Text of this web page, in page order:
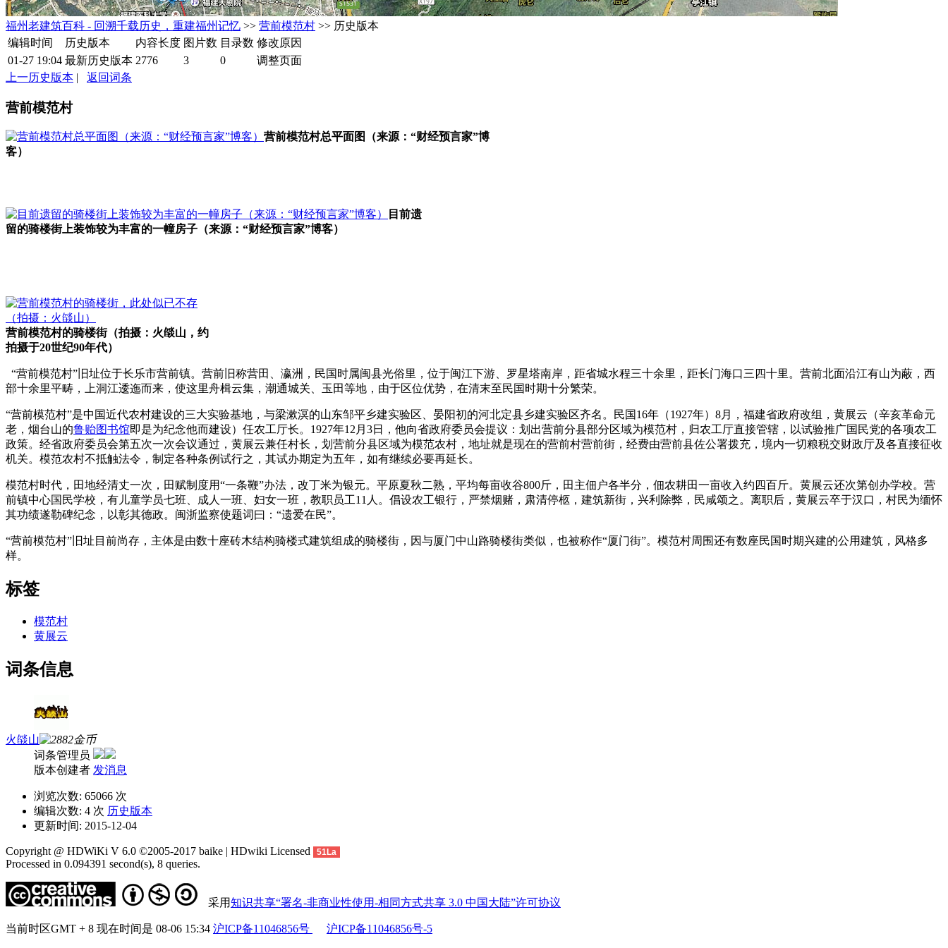
福州老建筑百科 - 回溯千载历史，重建福州记忆 >> 营前模范村 >> 历史版本
编辑时间
历史版本 内容长度 图片数 目录数 修改原因
01-27 19:04 最新历史版本 2776 3 0
调整页面
上一历史版本 | 返回词条
营前模范村
营前模范村总平面图（来源：“财经预言家”博
客）
目前遗
留的骑楼街上装饰较为丰富的一幢房子（来源：“财经预言家”博客）
营前模范村的骑楼街（拍摄：火燄山，约
拍摄于20世纪90年代）
“营前模范村”旧址位于长乐市营前镇。营前旧称营田、瀛洲，民国时属闽县光俗里，位于闽江下游、罗星塔南岸，距省城水程三十余里，距长门海口三四十里。营前北面沿江有山为蔽，西
部十余里平畴，上洞江逶迤而来，使这里舟楫云集，潮通城关、玉田等地，由于区位优势，在清末至民国时期十分繁荣。
“营前模范村”是中国近代农村建设的三大实验基地，与梁漱溟的山东邹平乡建实验区、晏阳初的河北定县乡建实验区齐名。民国16年（1927年）8月，福建省政府改组，黄展云（辛亥革命元
老，烟台山的鲁贻图书馆即是为纪念他而建设）任农工厅长。1927年12月3日，他向省政府委员会提议：划出营前分县部分区域为模范村，归农工厅直接管辖，以试验推广国民党的各项农工
政策。经省政府委员会第五次一次会议通过，黄展云兼任村长，划营前分县区域为模范农村，地址就是现在的营前村营前街，经费由营前县佐公署拨充，境内一切粮税交财政厅及各直接征收
机关。模范农村不抵触法令，制定各种条例试行之，其试办期定为五年，如有继续必要再延长。
模范村时代，田地经清丈一次，田赋制度用“一条鞭”办法，改丁米为银元。平原夏秋二熟，平均每亩收谷800斤，田主佃户各半分，佃农耕田一亩收入约四百斤。黄展云还次第创办学校。营
前镇中心国民学校，有儿童学员七班、成人一班、妇女一班，教职员工11人。倡设农工银行，严禁烟赌，肃清停柩，建筑新街，兴利除弊，民咸颂之。离职后，黄展云卒于汉口，村民为缅怀
其功绩遂勒碑纪念，以彰其德政。闽浙监察使题词曰：“遗爱在民”。
“营前模范村”旧址目前尚存，主体是由数十座砖木结构骑楼式建筑组成的骑楼街，因与厦门中山路骑楼街类似，也被称作“厦门街”。模范村周围还有数座民国时期兴建的公用建筑，风格多
样。
标签
模范村
黄展云
词条信息
火燄山
词条管理员
版本创建者 发消息
浏览次数: 65066 次
编辑次数: 4 次 历史版本
更新时间: 2015-12-04
Copyright @ HDWiKi V 6.0 ©2005-2017 baike | HDwiki Licensed 51La
Processed in 0.094391 second(s), 8 queries.
采用知识共享“署名-非商业性使用-相同方式共享 3.0 中国大陆”许可协议
当前时区GMT + 8 现在时间是 08-06 15:34 沪ICP备11046856号 沪ICP备11046856号-5